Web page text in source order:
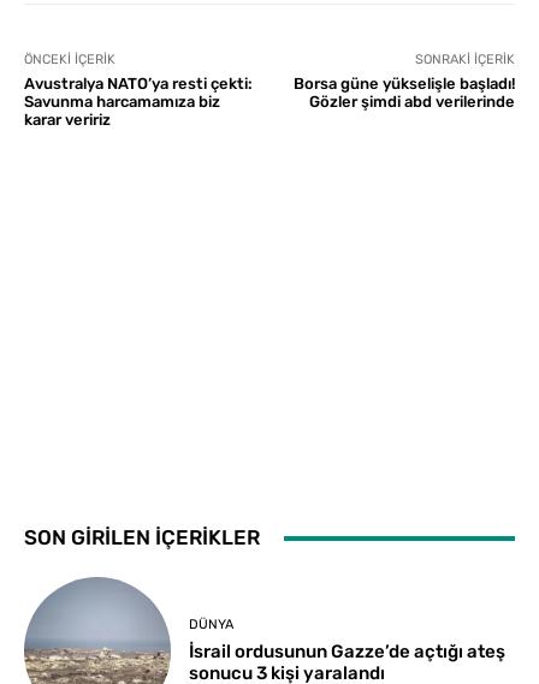
ÖNCEKI İÇERIK
Avustralya NATO’ya resti çekti:
Savunma harcamamıza biz
karar veririz
SONRAKI İÇERIK
Borsa güne yükselişle başladı!
Gözler şimdi abd verilerinde
SON GİRİLEN İÇERİKLER
DÜNYA
İsrail ordusunun Gazze’de açtığı ateş
sonucu 3 kişi yaralandı